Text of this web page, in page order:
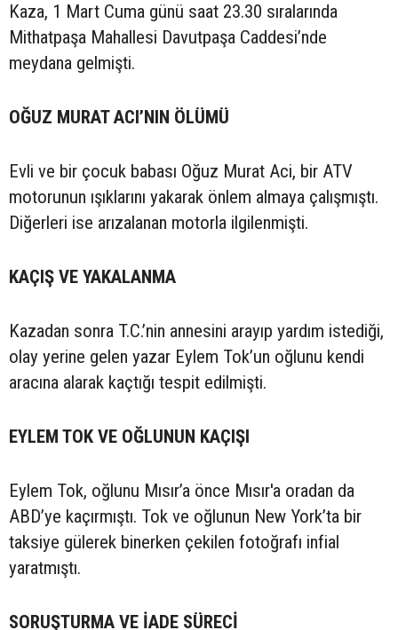
Kaza, 1 Mart Cuma günü saat 23.30 sıralarında
Mithatpaşa Mahallesi Davutpaşa Caddesi’nde
meydana gelmişti.
OĞUZ MURAT ACI’NIN ÖLÜMÜ
Evli ve bir çocuk babası Oğuz Murat Aci, bir ATV
motorunun ışıklarını yakarak önlem almaya çalışmıştı.
Diğerleri ise arızalanan motorla ilgilenmişti.
KAÇIŞ VE YAKALANMA
Kazadan sonra T.C.’nin annesini arayıp yardım istediği,
olay yerine gelen yazar Eylem Tok’un oğlunu kendi
aracına alarak kaçtığı tespit edilmişti.
EYLEM TOK VE OĞLUNUN KAÇIŞI
Eylem Tok, oğlunu Mısır’a önce Mısır'a oradan da
ABD’ye kaçırmıştı. Tok ve oğlunun New York’ta bir
taksiye gülerek binerken çekilen fotoğrafı infial
yaratmıştı.
SORUŞTURMA VE İADE SÜRECİ